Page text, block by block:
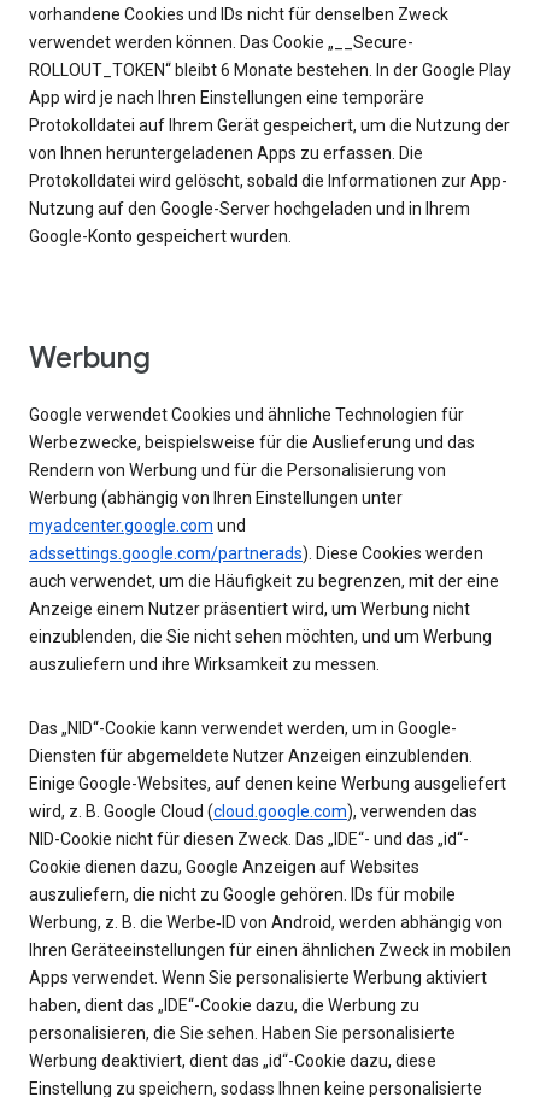
vorhandene Cookies und IDs nicht für denselben Zweck
verwendet werden können. Das Cookie „__Secure-
ROLLOUT_TOKEN“ bleibt 6 Monate bestehen. In der Google Play
App wird je nach Ihren Einstellungen eine temporäre
Protokolldatei auf Ihrem Gerät gespeichert, um die Nutzung der
von Ihnen heruntergeladenen Apps zu erfassen. Die
Protokolldatei wird gelöscht, sobald die Informationen zur App-
Nutzung auf den Google-Server hochgeladen und in Ihrem
Google-Konto gespeichert wurden.
Werbung
Google verwendet Cookies und ähnliche Technologien für
Werbezwecke, beispielsweise für die Auslieferung und das
Rendern von Werbung und für die Personalisierung von
Werbung (abhängig von Ihren Einstellungen unter
myadcenter.google.com und
adssettings.google.com/partnerads). Diese Cookies werden
auch verwendet, um die Häufigkeit zu begrenzen, mit der eine
Anzeige einem Nutzer präsentiert wird, um Werbung nicht
einzublenden, die Sie nicht sehen möchten, und um Werbung
auszuliefern und ihre Wirksamkeit zu messen.
Das „NID“-Cookie kann verwendet werden, um in Google-
Diensten für abgemeldete Nutzer Anzeigen einzublenden.
Einige Google-Websites, auf denen keine Werbung ausgeliefert
wird, z. B. Google Cloud (cloud.google.com), verwenden das
NID-Cookie nicht für diesen Zweck. Das „IDE“- und das „id“-
Cookie dienen dazu, Google Anzeigen auf Websites
auszuliefern, die nicht zu Google gehören. IDs für mobile
Werbung, z. B. die Werbe‑ID von Android, werden abhängig von
Ihren Geräteeinstellungen für einen ähnlichen Zweck in mobilen
Apps verwendet. Wenn Sie personalisierte Werbung aktiviert
haben, dient das „IDE“-Cookie dazu, die Werbung zu
personalisieren, die Sie sehen. Haben Sie personalisierte
Werbung deaktiviert, dient das „id“-Cookie dazu, diese
Einstellung zu speichern, sodass Ihnen keine personalisierte